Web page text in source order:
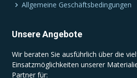
Allgemeine Geschäftsbedingungen
Unsere Angebote
Wir beraten Sie ausführlich über die
Einsatzmöglichkeiten unserer
Partner für: